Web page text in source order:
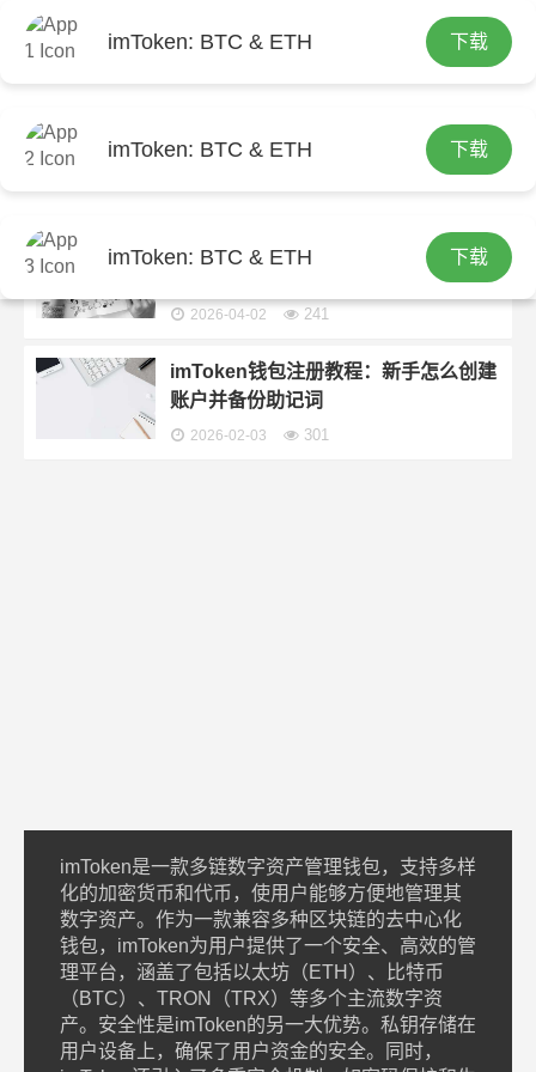
imToken: BTC & ETH 下载
imToken: BTC & ETH 下载
imToken: BTC & ETH 下载
首页
包含"如何在下载imtoken钱包后快速创建账
imToken下载后：三步快速创建新账户
三步快速创建：下载imToken钱包后的
2026-04-02 241
imToken钱包注册教程：新手怎么创建
账户并备份助记词
2026-02-03 301
imToken是一款多链数字资产管理钱包，支持多样
化的加密货币和代币，使用户能够方便地管理其
数字资产。作为一款兼容多种区块链的去中心化
钱包，imToken为用户提供了一个安全、高效的管
理平台，涵盖了包括以太坊（ETH）、比特币
（BTC）、TRON（TRX）等多个主流数字资
产。安全性是imToken的另一大优势。私钥存储在
用户设备上，确保了用户资金的安全。同时，